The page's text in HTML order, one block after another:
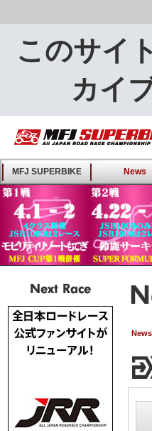
このサイ
カイ
MFJ
JAPAN ROAD
Fan-Site
MFJ SUPERBIKE News
Next Race
News